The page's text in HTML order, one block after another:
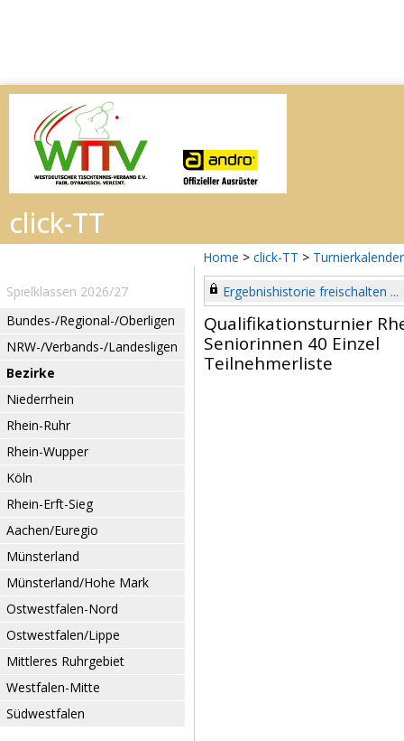
Home > click-TT > Turnierkalender
Spielklassen 2026/27
Bundes-/Regional-/Oberligen
NRW-/Verbands-/Landesligen
Bezirke
Niederrhein
Rhein-Ruhr
Rhein-Wupper
Köln
Rhein-Erft-Sieg
Aachen/Euregio
Münsterland
Münsterland/Hohe Mark
Ostwestfalen-Nord
Ostwestfalen/Lippe
Mittleres Ruhrgebiet
Westfalen-Mitte
Südwestfalen
Ergebnishistorie freischalten ...
Qualifikationsturnier
Seniorinnen 40 Einzel
Teilnehmerliste